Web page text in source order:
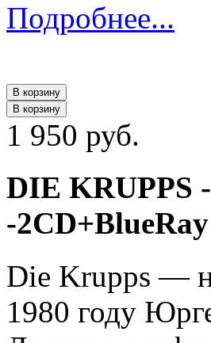
Подробнее...
В корзину
В корзину
1 950 руб.
DIE KRUPPS
-2CD+BlueRay
Die Krupps —
1980 году